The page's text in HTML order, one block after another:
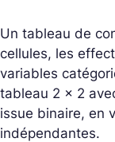
Un tableau de
cellules, les
variables
tableau 2 × 2
issue binaire, en
indépendantes.